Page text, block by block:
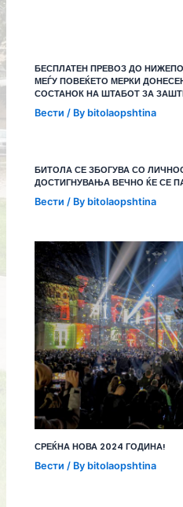
БЕСПЛАТЕН ПРЕВОЗ ДО
МЕЃУ ПОВЕЌЕТО МЕРКИ
СОСТАНОК НА ШТАБОТ ЗА
Вести / By bitolaopshtina
БИТОЛА СЕ ЗБОГУВА СО
ДОСТИГНУВАЊА ВЕЧНО ЌЕ СЕ
Вести / By bitolaopshtina
СРЕЌНА НОВА 2024 ГОДИНА!
Вести / By bitolaopshtina